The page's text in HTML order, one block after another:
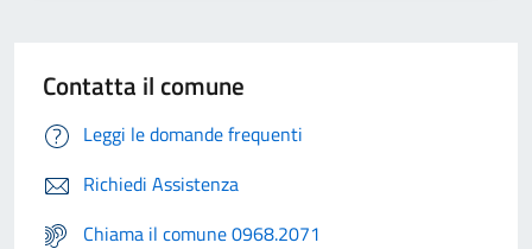
Contatta il comune
Leggi le domande frequenti
Richiedi Assistenza
Chiama il comune 0968.2071